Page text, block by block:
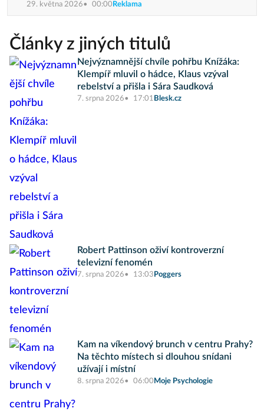
29. května 2026 00:00 Reklama
Články z jiných titulů
Nejvýznamnější chvíle pohřbu Knížáka:
Klempíř mluvil o hádce, Klaus vzýval
rebelství a přišla i Sára Saudková
7. srpna 2026 17:01 Blesk.cz
Robert Pattinson oživí kontroverzní
televizní fenomén
7. srpna 2026 13:03 Poggers
Kam na víkendový brunch v centru Prahy?
Na těchto místech si dlouhou snídani
užívají i místní
8. srpna 2026 06:00 Moje Psychologie